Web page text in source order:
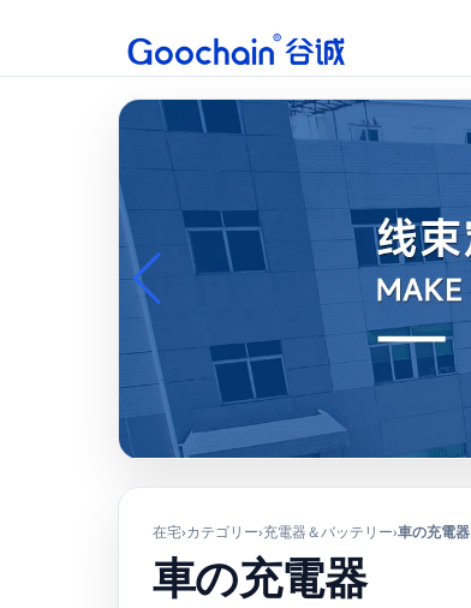
在宅›カテゴリー›充電器＆バッテリー›車の充電器
車の充電器